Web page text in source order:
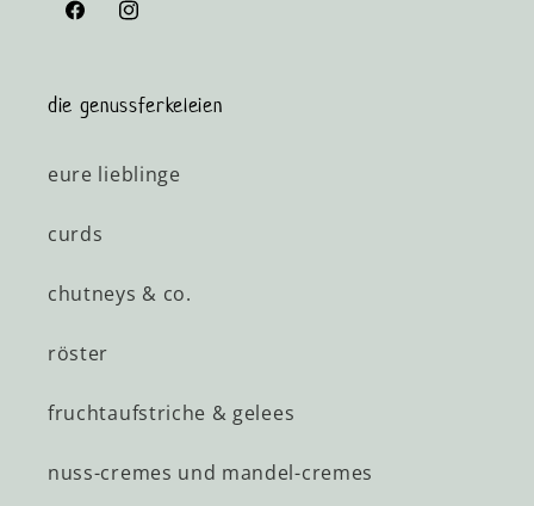
FacebookInstagram
die genussferkeleien
eure lieblinge
curds
chutneys & co.
röster
fruchtaufstriche & gelees
nuss-cremes und mandel-cremes